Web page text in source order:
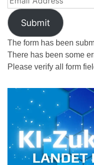
Submit
The form has been
There has been some
Please verify all form